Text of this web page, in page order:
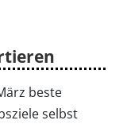
beste
selbst